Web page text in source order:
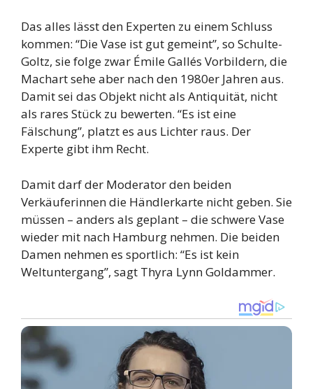
Das alles lässt den Experten zu einem Schluss
kommen: “Die Vase ist gut gemeint”, so Schulte-
Goltz, sie folge zwar Émile Gallés Vorbildern, die
Machart sehe aber nach den 1980er Jahren aus.
Damit sei das Objekt nicht als Antiquität, nicht
als rares Stück zu bewerten. “Es ist eine
Fälschung”, platzt es aus Lichter raus. Der
Experte gibt ihm Recht.
Damit darf der Moderator den beiden
Verkäuferinnen die Händlerkarte nicht geben. Sie
müssen – anders als geplant – die schwere Vase
wieder mit nach Hamburg nehmen. Die beiden
Damen nehmen es sportlich: “Es ist kein
Weltuntergang”, sagt Thyra Lynn Goldammer.